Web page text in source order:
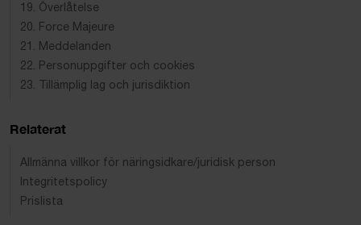
19. Överlåtelse
20. Force Majeure
21. Meddelanden
22. Personuppgifter och cookies
23. Tillämplig lag och jurisdiktion
Relaterat
Allmänna villkor för näringsidkare/juridisk person
Integritetspolicy
Prislista